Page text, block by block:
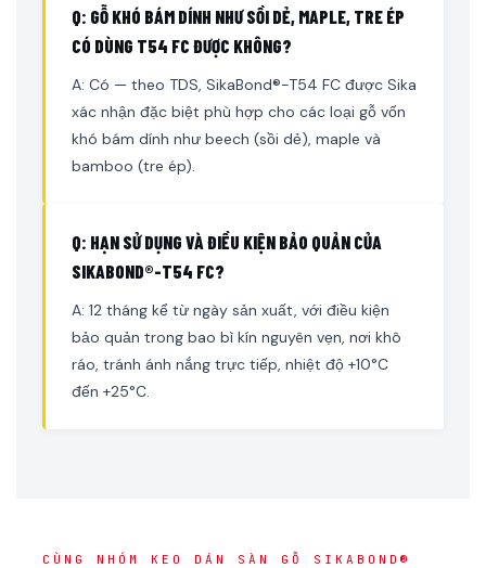
Q: GỖ KHÓ BÁM DÍNH NHƯ SỒI DẺ, MAPLE, TRE ÉP
CÓ DÙNG T54 FC ĐƯỢC KHÔNG?
A: Có — theo TDS, SikaBond®-T54 FC được Sika
xác nhận đặc biệt phù hợp cho các loại gỗ vốn
khó bám dính như beech (sồi dẻ), maple và
bamboo (tre ép).
Q: HẠN SỬ DỤNG VÀ ĐIỀU KIỆN BẢO QUẢN CỦA
SIKABOND®-T54 FC?
A: 12 tháng kể từ ngày sản xuất, với điều kiện
bảo quản trong bao bì kín nguyên vẹn, nơi khô
ráo, tránh ánh nắng trực tiếp, nhiệt độ +10°C
đến +25°C.
CÙNG NHÓM KEO DÁN SÀN GỖ SIKABOND®